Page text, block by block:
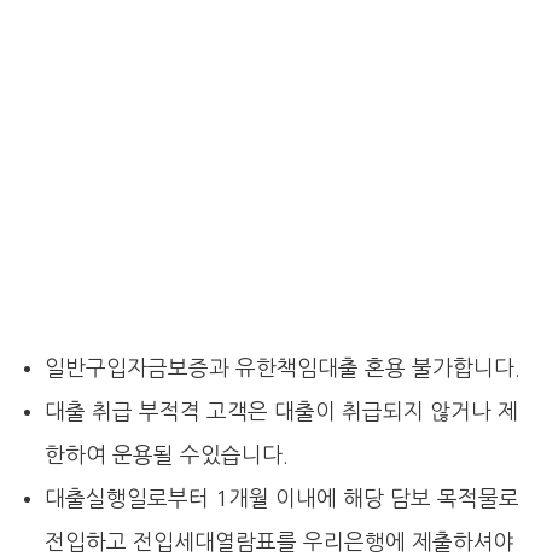
일반구입자금보증과 유한책임대출 혼용 불가합니다.
대출 취급 부적격 고객은 대출이 취급되지 않거나 제
한하여 운용될 수있습니다.
대출실행일로부터 1개월 이내에 해당 담보 목적물로
전입하고 전입세대열람표를 우리은행에 제출하셔야